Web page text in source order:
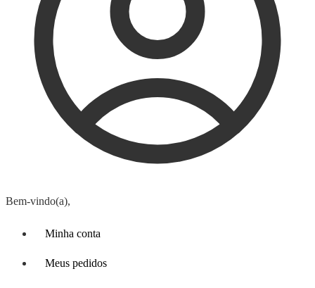
Bem-vindo(a),
Minha conta
Meus pedidos